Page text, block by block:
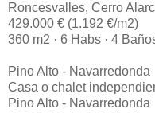
Roncesvalles, Cerro
429.000 € (1.192 €/m2)
360 m2 · 6 Habs · 4
Pino Alto - Navarredonda
Casa o chalet
Pino Alto - Navarredonda